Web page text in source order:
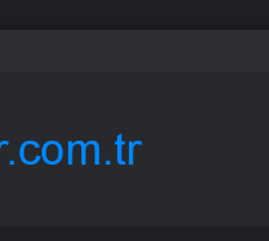
var, önümüzdeki günlerde…